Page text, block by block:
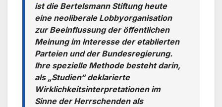
ist die Bertelsmann Stiftung heute
eine neoliberale Lobbyorganisation
zur Beeinflussung der öffentlichen
Meinung im Interesse der etablierten
Parteien und der Bundesregierung.
Ihre spezielle Methode besteht darin,
als „Studien“ deklarierte
Wirklichkeitsinterpretationen im
Sinne der Herrschenden als